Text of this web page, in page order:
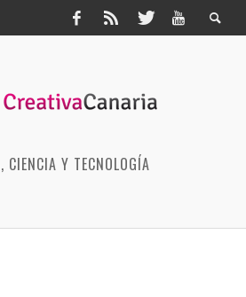
CIENCIA Y TECNOLOGÍA